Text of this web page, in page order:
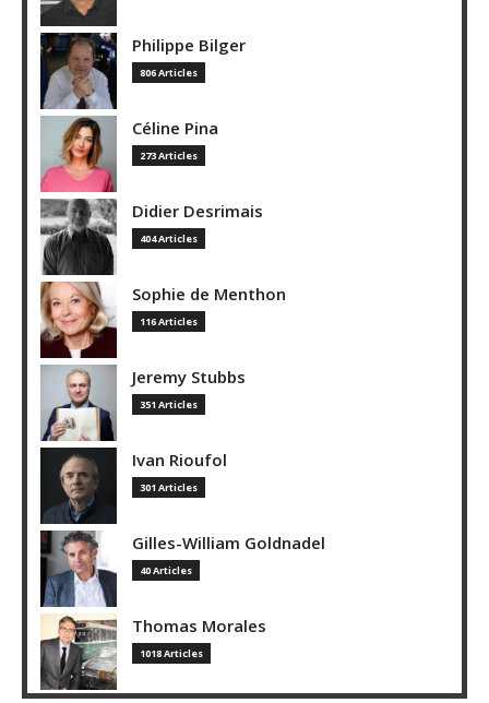
Philippe Bilger
806 Articles
Céline Pina
273 Articles
Didier Desrimais
404 Articles
Sophie de Menthon
116 Articles
Jeremy Stubbs
351 Articles
Ivan Rioufol
301 Articles
Gilles-William Goldnadel
40 Articles
Thomas Morales
1018 Articles